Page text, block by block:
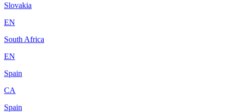
Slovakia
EN
South Africa
EN
Spain
CA
Spain